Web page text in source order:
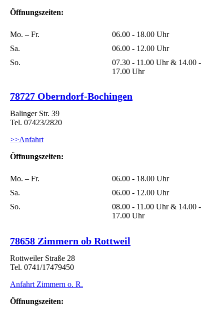
Öffnungszeiten:
Mo. – Fr.
06.00 - 18.00 Uhr
Sa.
06.00 - 12.00 Uhr
So.
07.30 - 11.00 Uhr & 14.00 -
17.00 Uhr
78727 Oberndorf-Bochingen
Balinger Str. 39
Tel. 07423/2820
>>Anfahrt
Öffnungszeiten:
Mo. – Fr.
06.00 - 18.00 Uhr
Sa.
06.00 - 12.00 Uhr
So.
08.00 - 11.00 Uhr & 14.00 -
17.00 Uhr
78658 Zimmern ob Rottweil
Rottweiler Straße 28
Tel. 0741/17479450
Anfahrt Zimmern o. R.
Öffnungszeiten: